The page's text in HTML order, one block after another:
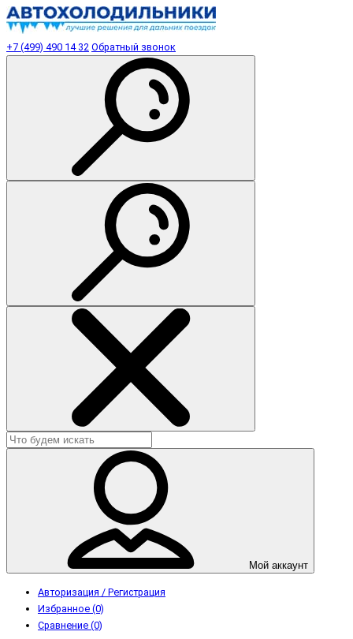
+7 (499) 490 14 32 Обратный звонок
Мой аккаунт
Авторизация / Регистрация
Избранное (0)
Сравнение (0)